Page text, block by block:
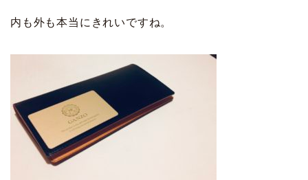
内も外も本当にきれいですね。